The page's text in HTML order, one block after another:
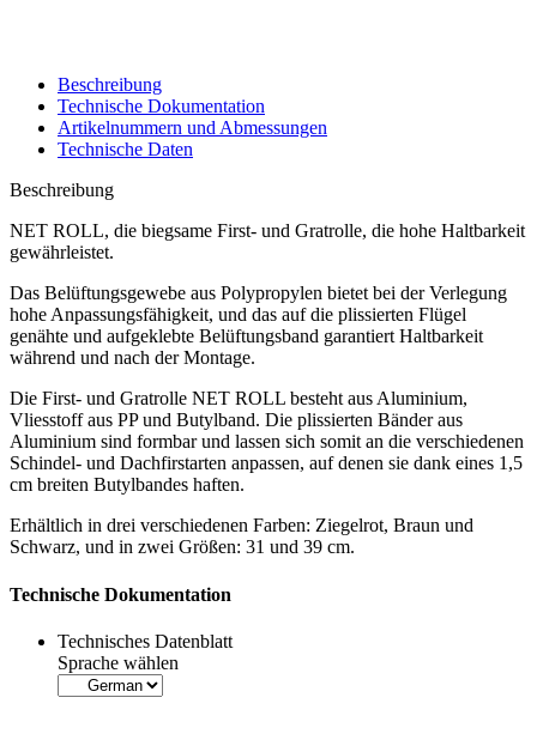
Beschreibung
Technische Dokumentation
Artikelnummern und Abmessungen
Technische Daten
Beschreibung
NET ROLL, die biegsame First- und Gratrolle, die hohe Haltbarkeit
gewährleistet.
Das Belüftungsgewebe aus Polypropylen bietet bei der Verlegung
hohe Anpassungsfähigkeit, und das auf die plissierten Flügel
genähte und aufgeklebte Belüftungsband garantiert Haltbarkeit
während und nach der Montage.
Die First- und Gratrolle NET ROLL besteht aus Aluminium,
Vliesstoff aus PP und Butylband. Die plissierten Bänder aus
Aluminium sind formbar und lassen sich somit an die verschiedenen
Schindel- und Dachfirstarten anpassen, auf denen sie dank eines 1,5
cm breiten Butylbandes haften.
Erhältlich in drei verschiedenen Farben: Ziegelrot, Braun und
Schwarz, und in zwei Größen: 31 und 39 cm.
Technische Dokumentation
Technisches Datenblatt
Sprache wählen